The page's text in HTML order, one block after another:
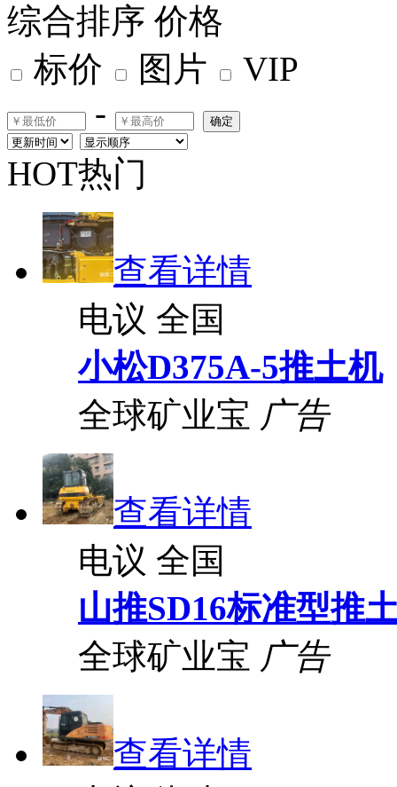
综合排序 价格
标价
图片
VIP
-
确定
HOT热门
查看详情
电议 全国
小松D375A-5推土机
全球矿业宝 广告
查看详情
电议 全国
山推SD16标准型推
全球矿业宝 广告
查看详情